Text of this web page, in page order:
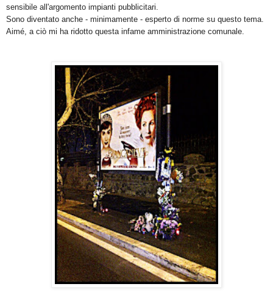
sensibile all'argomento impianti pubblicitari.
Sono diventato anche - minimamente - esperto di norme su questo tema.
Aimé, a ciò mi ha ridotto questa infame amministrazione comunale.